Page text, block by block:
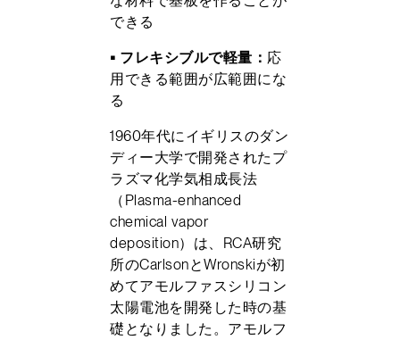
できる
• フレキシブルで軽量： 応
用できる範囲が広範囲にな
る
1960年代にイギリスのダン
ディー大学で開発されたプ
ラズマ化学気相成長法
（Plasma-enhanced
chemical vapor
deposition）は、RCA研究
所のCarlsonとWronskiが初
めてアモルファスシリコン
太陽電池を開発した時の基
礎となりました。アモルフ